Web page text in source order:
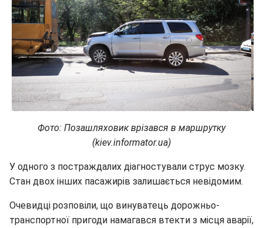
Фото: Позашляховик врізався в маршрутку
(kiev.informator.ua)
У одного з постраждалих діагностували струс мозку.
Стан двох інших пасажирів залишається невідомим.
Очевидці розповіли, що винуватець дорожньо-
транспортної пригоди намагався втекти з місця аварії,